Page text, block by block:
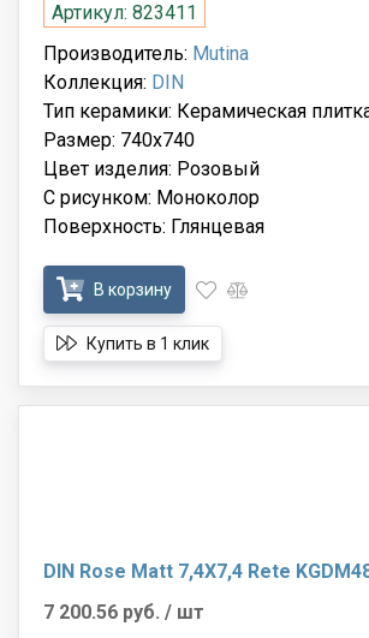
Артикул: 823411
Производитель: Mutina
Коллекция: DIN
Тип керамики: Керамическая
Размер: 740x740
Цвет изделия: Розовый
С рисунком: Моноколор
Поверхность: Глянцевая
В корзину
Купить в 1 клик
DIN Rose Matt 7,4X7,4 Rete
7 200.56 руб. / шт